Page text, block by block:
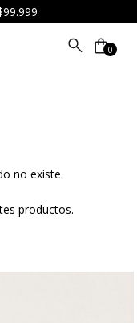
$119.999
0
no existe.
productos.